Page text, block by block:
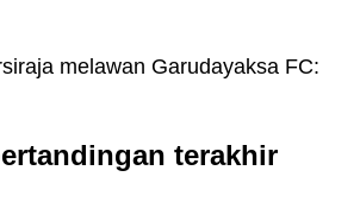
melawan Garudayaksa FC:
terakhir